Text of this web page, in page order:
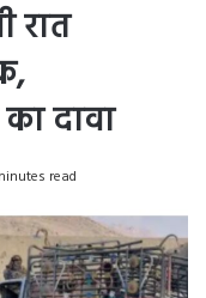
रात
दावा
read